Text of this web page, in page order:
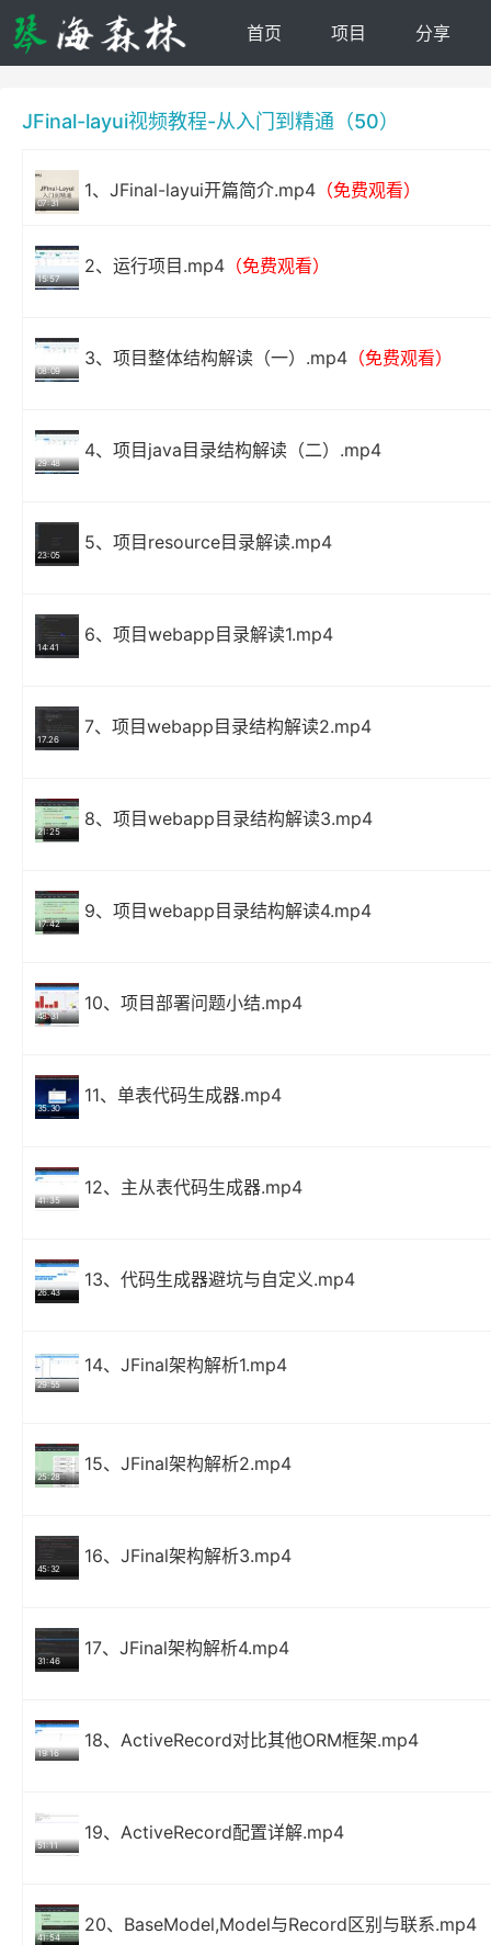
首页 项目 分享
JFinal-layui视频教程-从入门到精通（50）
07:31
1、JFinal-layui开篇简介.mp4（免费观看）
15:57
2、运行项目.mp4（免费观看）
08:09
3、项目整体结构解读（一）.mp4（免费观看）
29:48
4、项目java目录结构解读（二）.mp4
23:05
5、项目resource目录解读.mp4
14:41
6、项目webapp目录解读1.mp4
17.26
7、项目webapp目录结构解读2.mp4
21:25
8、项目webapp目录结构解读3.mp4
17:42
9、项目webapp目录结构解读4.mp4
48:31
10、项目部署问题小结.mp4
35.30
11、单表代码生成器.mp4
41:35
12、主从表代码生成器.mp4
26.43
13、代码生成器避坑与自定义.mp4
29:55
14、JFinal架构解析1.mp4
25:28
15、JFinal架构解析2.mp4
45:32
16、JFinal架构解析3.mp4
31:46
17、JFinal架构解析4.mp4
19:16
18、ActiveRecord对比其他ORM框架.mp4
51:11
19、ActiveRecord配置详解.mp4
41:54
20、BaseModel,Model与Record区别与联系.mp4